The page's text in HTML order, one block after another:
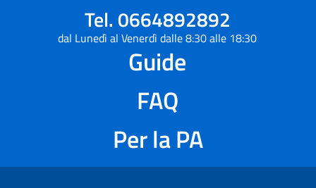
Tel. 0664892892
dal Lunedì al Venerdì dalle 8:30 alle 18:30
Guide
FAQ
Per la PA